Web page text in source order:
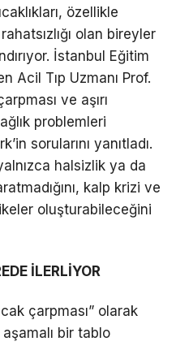
özellikle
olan bireyler
İstanbul Eğitim
Acil Tıp Uzmanı Prof.
ve aşırı
problemleri
sorularını yanıtladı.
halsizlik ya da
kalp krizi ve
oluşturabileceğini
İLERLİYOR
çarpması” olarak
bir tablo